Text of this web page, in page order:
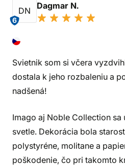
DN
6
Dagmar N.
Svietnik som si včera
dostala k jeho rozbaleniu a
nadšená!
Imago aj Noble Collection sa
svetle. Dekorácia bola
polystyréne, molitane a
poškodenie, čo pri takomto